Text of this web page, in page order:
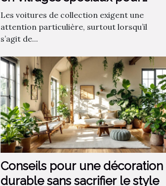
voitures de collection ?
Les voitures de collection exigent une
attention particulière, surtout lorsqu’il
s’agit de...
Conseils pour une décoration
durable sans sacrifier le style